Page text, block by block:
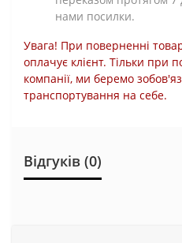
нами посилки.
Увага! При поверненні
оплачує клієнт. Тільки при
компанії, ми беремо
транспортування на себе.
Відгуків (0)